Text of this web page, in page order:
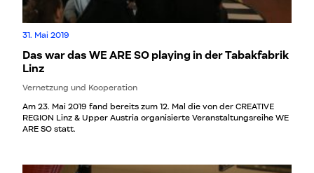
31. Mai 2019
Das war das WE ARE SO playing in der Tabakfabrik
Linz
Vernetzung und Kooperation
Am 23. Mai 2019 fand bereits zum 12. Mal die von der CREATIVE
REGION Linz & Upper Austria organisierte Veranstaltungsreihe WE
ARE SO statt.